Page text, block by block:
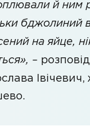
й ним
бджолиний
на яйце,
–
Івічевич,